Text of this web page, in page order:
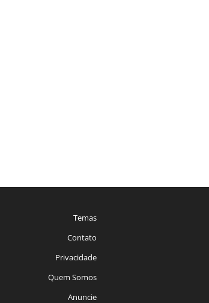
Temas
Contato
Privacidade
Quem Somos
Anuncie